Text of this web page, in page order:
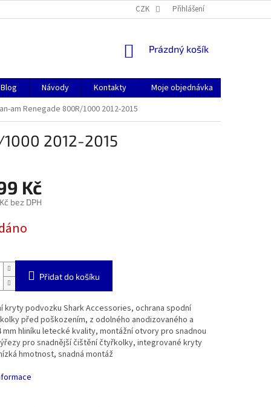
CZK Přihlášení
NÁKUPNÍ
Prázdný košík
Blog Návody Kontakty
Moje objednávka
am Renegade 800R/1000 2012-2015
2012-2015
Kč
bez DPH
Přidat do košíku
kryty podvozku Shark Accessories, ochrana spodní
před poškozením, z odolného anodizovaného a
mm hliníku letecké kvality, montážní otvory pro snadnou
pro snadnější čištění čtyřkolky, integrované kryty
hmotnost, snadná montáž